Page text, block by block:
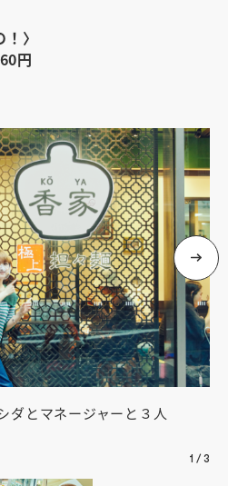
〉
円
ダとマネージャーと３人
1 / 3